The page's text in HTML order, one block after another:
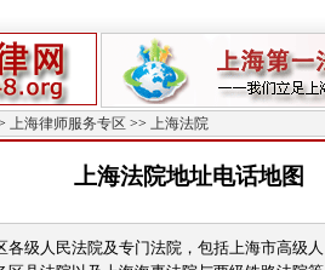
上海律师服务专区 >> 上海法院
上海法院地址电话地图
各级人民法院及专门法院，包括上海市高级